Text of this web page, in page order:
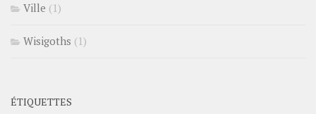
Ville (1)
Wisigoths (1)
ÉTIQUETTES